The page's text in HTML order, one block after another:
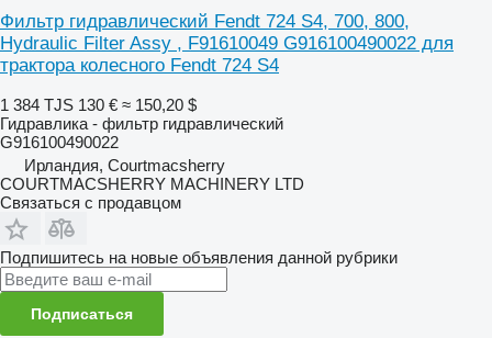
Фильтр гидравлический Fendt 724 S4, 700, 800,
Hydraulic Filter Assy , F91610049 G916100490022 для
трактора колесного Fendt 724 S4
1 384 TJS 130 € ≈ 150,20 $
Гидравлика - фильтр гидравлический
G916100490022
Ирландия, Courtmacsherry
COURTMACSHERRY MACHINERY LTD
Связаться с продавцом
Подпишитесь на новые объявления данной рубрики
Подписаться